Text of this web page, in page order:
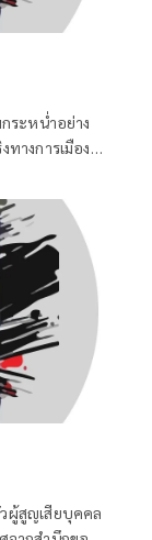
ระหน่ำอย่าง
างการเมือง
พยายามดิส
นพรรค
ผู้สูญเสียบุคคล